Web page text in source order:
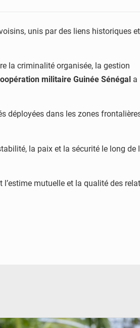
unis par des liens historiques et
la criminalité organisée, la gestion
militaire Guinée Sénégal a
déployées dans les zones
la paix et la sécurité le long de
mutuelle et la qualité des